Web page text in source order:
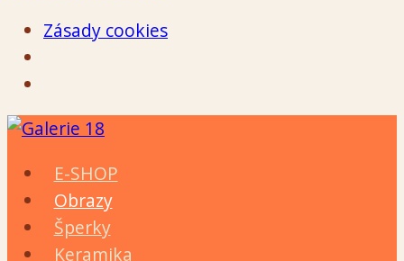
Zásady cookies
Přeskočit
obsahE-SHOP
Obrazy
Šperky
Keramika